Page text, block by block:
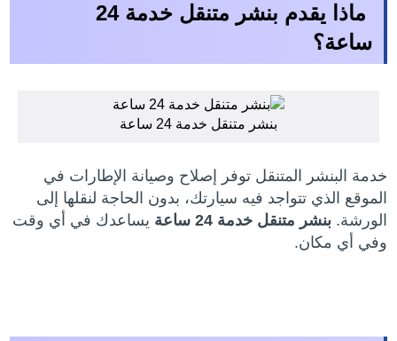
ماذا يقدم بنشر متنقل خدمة 24
ساعة؟
بنشر متنقل خدمة 24 ساعة
خدمة البنشر المتنقل توفر إصلاح وصيانة الإطارات في
الموقع الذي تتواجد فيه سيارتك، بدون الحاجة لنقلها إلى
الورشة.بنشر متنقل خدمة 24 ساعة
يساعدك في أي وقت
وفي أي مكان.